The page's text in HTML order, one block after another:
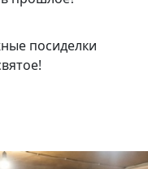
посиделки